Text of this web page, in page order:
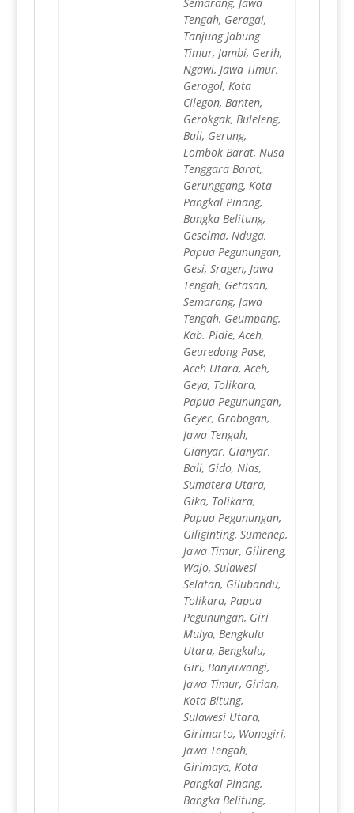
Tengah, Geragai,
Tanjung Jabung
Timur, Jambi, Gerih,
Ngawi, Jawa Timur,
Gerogol, Kota
Cilegon, Banten,
Gerokgak, Buleleng,
Bali, Gerung,
Lombok Barat, Nusa
Tenggara Barat,
Gerunggang, Kota
Pangkal Pinang,
Bangka Belitung,
Geselma, Nduga,
Papua Pegunungan,
Gesi, Sragen, Jawa
Tengah, Getasan,
Semarang, Jawa
Tengah, Geumpang,
Kab. Pidie, Aceh,
Geuredong Pase,
Aceh Utara, Aceh,
Geya, Tolikara,
Papua Pegunungan,
Geyer, Grobogan,
Jawa Tengah,
Gianyar, Gianyar,
Bali, Gido, Nias,
Sumatera Utara,
Gika, Tolikara,
Papua Pegunungan,
Giliginting, Sumenep,
Jawa Timur, Gilireng,
Wajo, Sulawesi
Selatan, Gilubandu,
Tolikara, Papua
Pegunungan, Giri
Mulya, Bengkulu
Utara, Bengkulu,
Giri, Banyuwangi,
Jawa Timur, Girian,
Kota Bitung,
Sulawesi Utara,
Girimarto, Wonogiri,
Jawa Tengah,
Girimaya, Kota
Pangkal Pinang,
Bangka Belitung,